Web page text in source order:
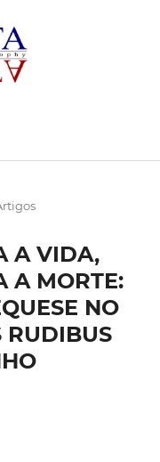
A VIDA,
A MORTE:
NO
RUDIBUS